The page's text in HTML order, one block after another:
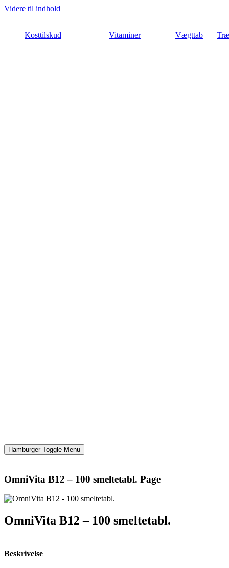
Videre til indhold
Kosttilskud Vitaminer Vægttab
Hamburger Toggle Menu
OmniVita B12 – 100 smeltetabl. Page
OmniVita B12 – 100 smeltetabl.
Beskrivelse